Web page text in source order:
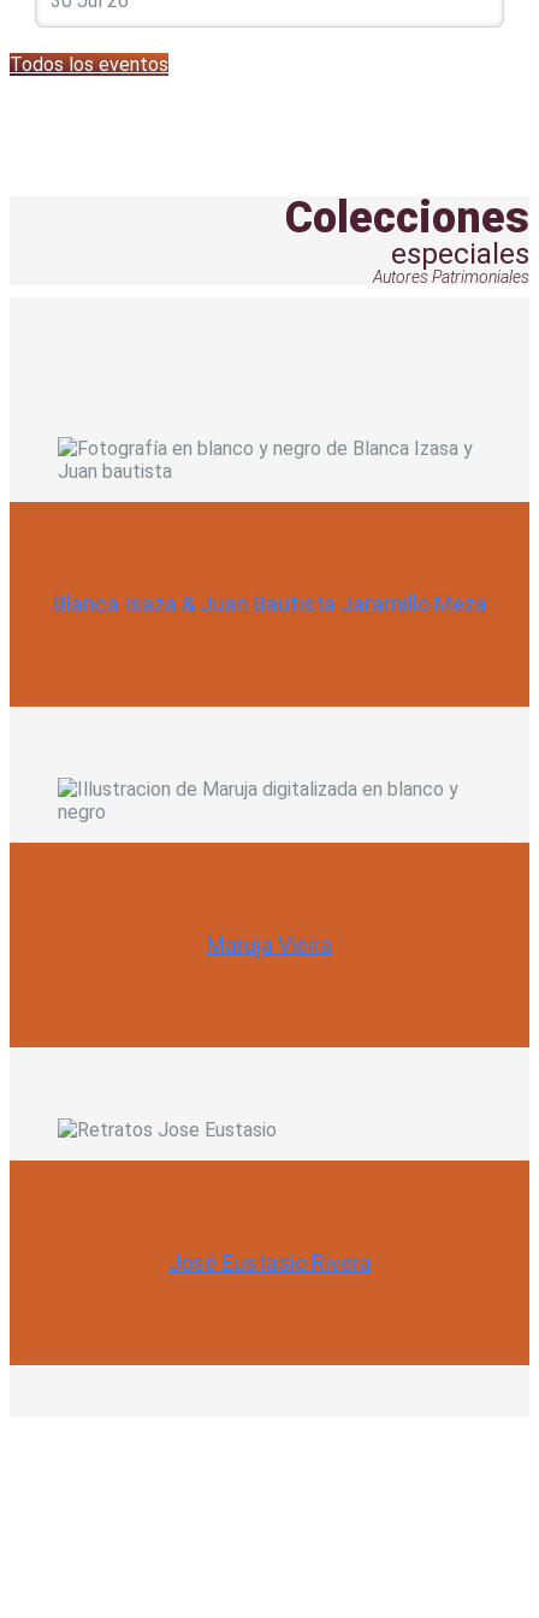
Todos los eventos
Colecciones
especiales
Autores Patrimoniales
Blanca Isaza & Juan Bautista Jaramillo Meza
Maruja Vieira
José Eustasio Rivera